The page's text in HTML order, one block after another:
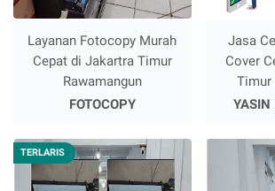
Layanan Fotocopy Murah
Cepat di Jakartra Timur
Rawamangun
FOTOCOPY
Jasa
Cover
Timur
YASIN
TERLARIS